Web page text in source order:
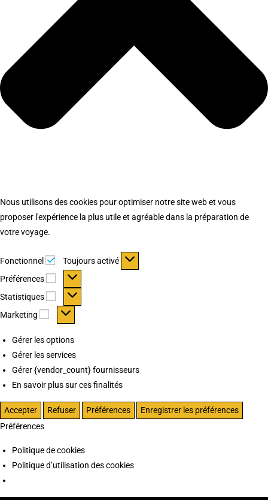
Nous utilisons des cookies pour optimiser notre site web et vous
proposer l'expérience la plus utile et agréable dans la préparation de
votre voyage.
Fonctionnel Fonctionnel
Toujours activé
Préférences
Préférences
Statistiques Statistiques
Marketing Marketing
Gérer les options
Gérer les services
Gérer {vendor_count} fournisseurs
En savoir plus sur ces finalités
Accepter Refuser Préférences
Enregistrer les préférences
Préférences
Politique de cookies
Politique d’utilisation des cookies